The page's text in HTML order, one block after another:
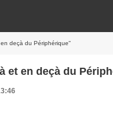
deçà du Périphérique"
et en deçà du